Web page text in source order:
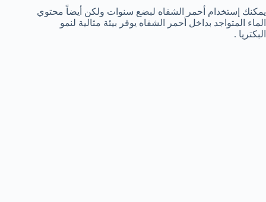
يمكنك إستخدام أحمر الشفاه لبضع سنوات ولكن أيضاً محتوي
الماء المتواجد بداخل أحمر الشفاه يوفر بيئة مثالية لنمو
البكتريا .